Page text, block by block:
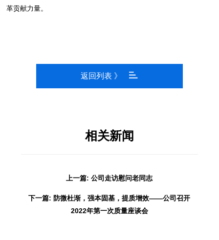
革贡献力量。
返回列表 》
相关新闻
上一篇: 公司走访慰问老同志
下一篇: 防微杜渐，强本固基，提质增效——公司召开
2022年第一次质量座谈会